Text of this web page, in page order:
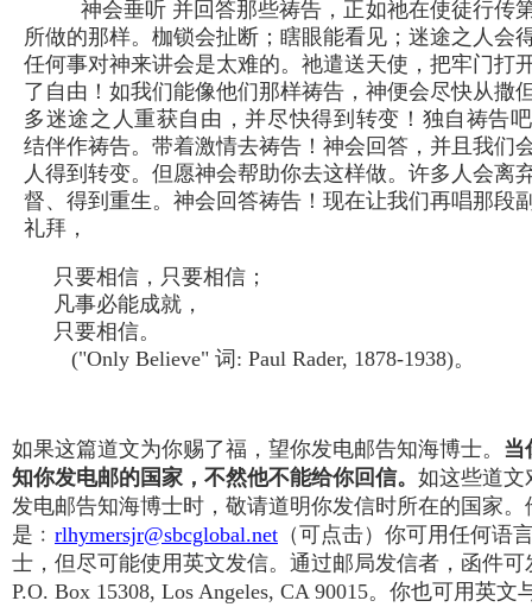
神会垂听 并回答那些祷告，正如祂在使徒行传
所做的那样。枷锁会扯断；瞎眼能看见；迷途之人会
任何事对神来讲会是太难的。祂遣送天使，把牢门打
了自由！如我们能像他们那样祷告，神便会尽快从撒
多迷途之人重获自由，并尽快得到转变！独自祷告
结伴作祷告。带着激情去祷告！神会回答，并且我们
人得到转变。但愿神会帮助你去这样做。许多人会离
督、得到重生。神会回答祷告！现在让我们再唱那段
礼拜，
只要相信，只要相信；
凡事必能成就，
只要相信。
("Only Believe" 词: Paul Rader, 1878-1938)。
如果这篇道文为你赐了福，望你发电邮告知海博士。 当
知你发电邮的国家，不然他不能给你回信。 如这些道文
发电邮告知海博士时，敬请道明你发信时所在的国家。
是﹕ rlhymersjr@sbcglobal.net （可点击）你可用任何语
士，但尽可能使用英文发信。通过邮局发信者，函件可
P.O. Box 15308, Los Angeles, CA 90015。你也可用英文